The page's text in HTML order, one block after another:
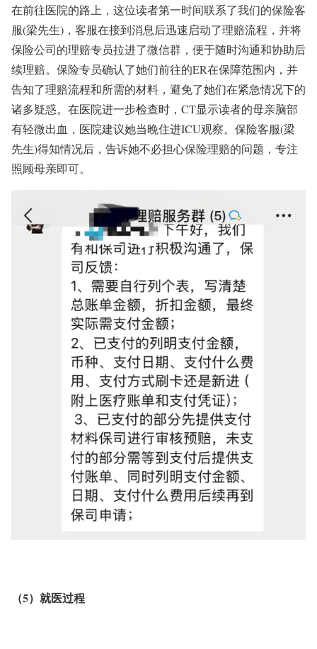
在前往医院的路上，这位读者第一时间联系了我们的保险客
服(梁先生)，客服在接到消息后迅速启动了理赔流程，并将
保险公司的理赔专员拉进了微信群，便于随时沟通和协助后
续理赔。保险专员确认了她们前往的ER在保障范围内，并
告知了理赔流程和所需的材料，避免了她们在紧急情况下的
诸多疑惑。在医院进一步检查时，CT显示读者的母亲脑部
有轻微出血，医院建议她当晚住进ICU观察。保险客服(梁
先生)得知情况后，告诉她不必担心保险理赔的问题，专注
照顾母亲即可。
（5）就医过程